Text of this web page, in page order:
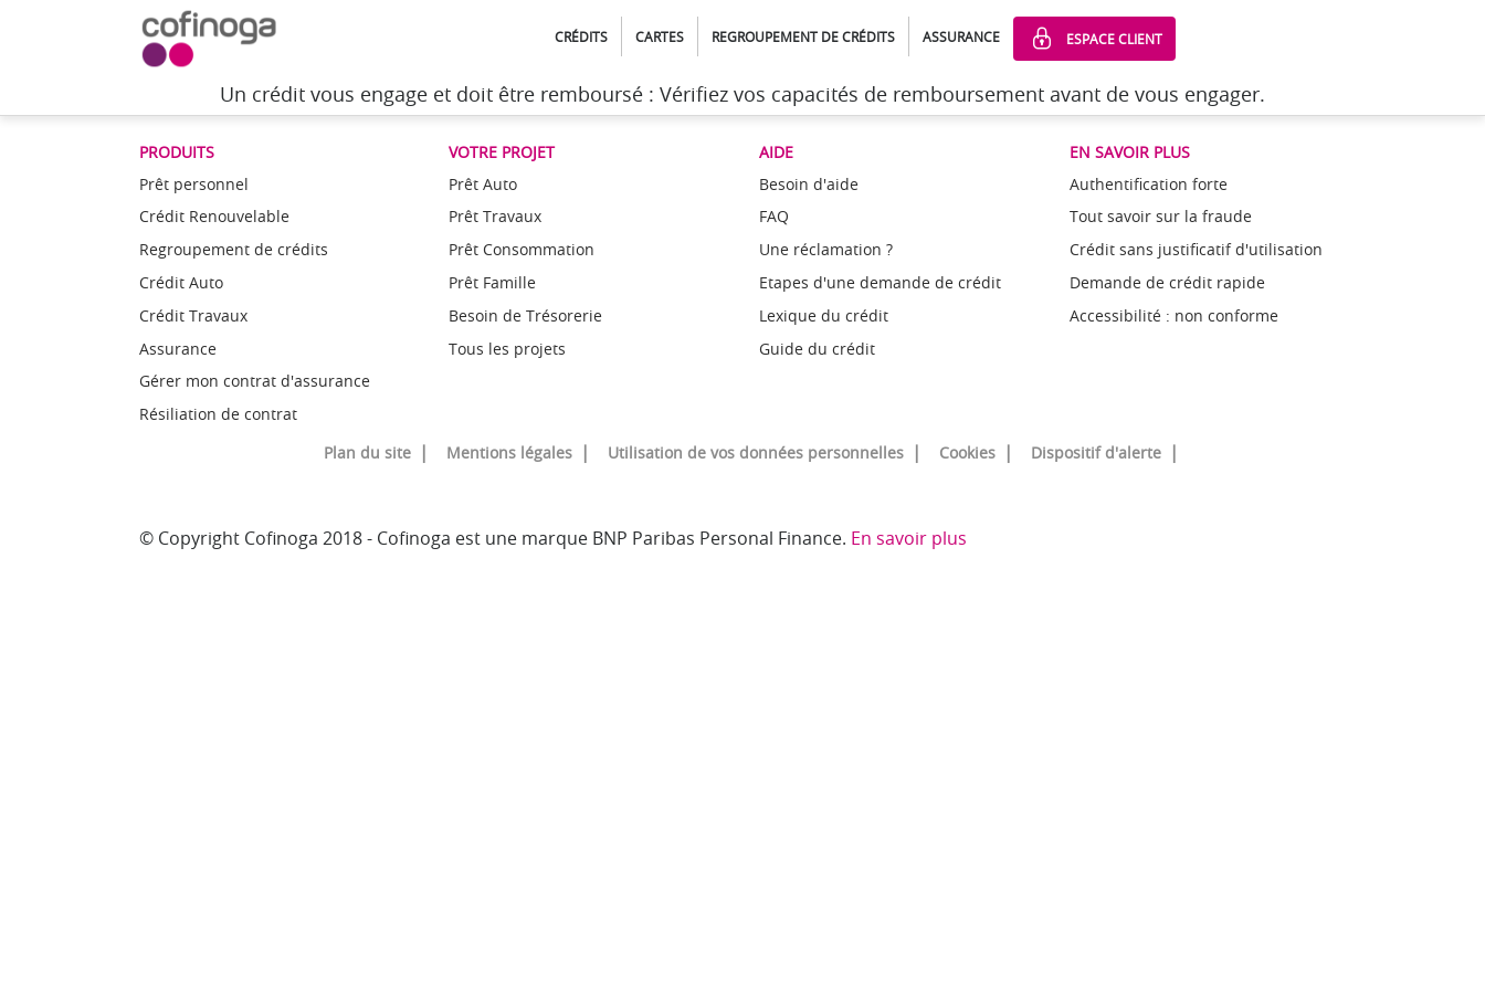
Un crédit vous engage et doit être remboursé : Vérifiez vos capacités de remboursement avant de vous engager.
CRÉDITS CARTES REGROUPEMENT DE CRÉDITS ASSURANCE ESPACE CLIENT
PRODUITS
Prêt personnel
Crédit Renouvelable
Regroupement de crédits
Crédit Auto
Crédit Travaux
Assurance
Gérer mon contrat d'assurance
Résiliation de contrat
VOTRE PROJET
Prêt Auto
Prêt Travaux
Prêt Consommation
Prêt Famille
Besoin de Trésorerie
Tous les projets
AIDE
Besoin d'aide
FAQ
Une réclamation ?
Etapes d'une demande de crédit
Lexique du crédit
Guide du crédit
EN SAVOIR PLUS
Authentification forte
Tout savoir sur la fraude
Crédit sans justificatif d'utilisation
Demande de crédit rapide
Accessibilité : non conforme
Plan du site Mentions légales Utilisation de vos données personnelles Cookies Dispositif d'alerte
© Copyright Cofinoga 2018 - Cofinoga est une marque BNP Paribas Personal Finance. En savoir plus